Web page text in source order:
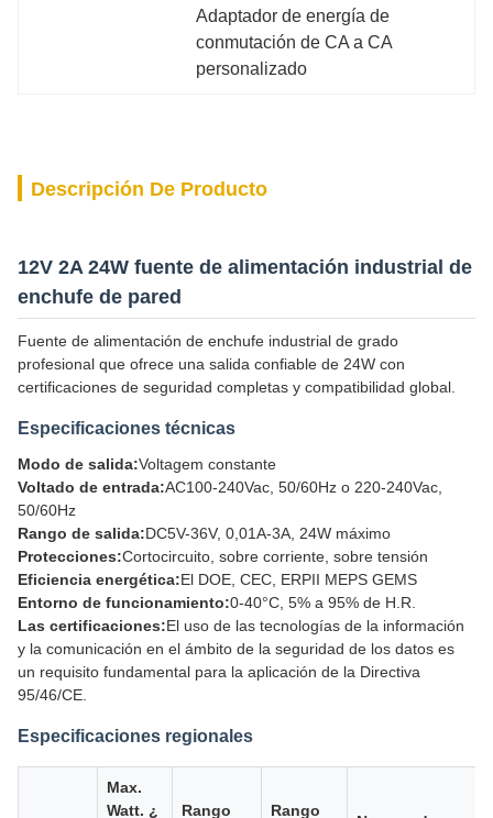
Adaptador de energía de
conmutación de CA a CA
personalizado
Descripción De Producto
12V 2A 24W fuente de alimentación industrial de
enchufe de pared
Fuente de alimentación de enchufe industrial de grado
profesional que ofrece una salida confiable de 24W con
certificaciones de seguridad completas y compatibilidad global.
Especificaciones técnicas
Modo de salida:Voltagem constante
Voltado de entrada:AC100-240Vac, 50/60Hz o 220-240Vac,
50/60Hz
Rango de salida:DC5V-36V, 0,01A-3A, 24W máximo
Protecciones:Cortocircuito, sobre corriente, sobre tensión
Eficiencia energética:El DOE, CEC, ERPII MEPS GEMS
Entorno de funcionamiento:0-40°C, 5% a 95% de H.R.
Las certificaciones:El uso de las tecnologías de la información
y la comunicación en el ámbito de la seguridad de los datos es
un requisito fundamental para la aplicación de la Directiva
95/46/CE.
Especificaciones regionales
Max.
Watt. ¿
Rango Rango